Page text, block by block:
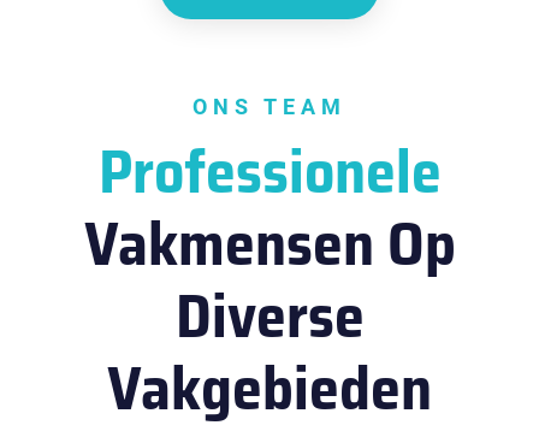
ONS TEAM
Professionele
Vakmensen Op
Diverse
Vakgebieden